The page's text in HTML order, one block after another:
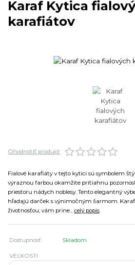
Karaf Kytica
karafiátov
Ohodnotiť produkt
Fialové karafiáty v tejto kytici sú symbolem
výraznou farbou okamžite pritiahnu
priestoru nádych noblesy. Tento elegantný
hľadajú darček s výnimočným šarmom.
životnosťou, vám prine... celý popis
Dostupnosť Skladom
VEĽKOSTI